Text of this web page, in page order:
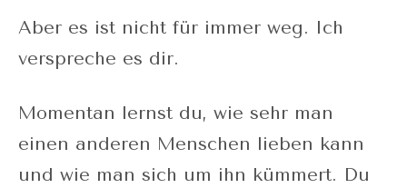
Aber es ist nicht für immer weg. Ich
verspreche es dir.
Momentan lernst du, wie sehr man
einen anderen Menschen lieben kann
und wie man sich um ihn kümmert. Du